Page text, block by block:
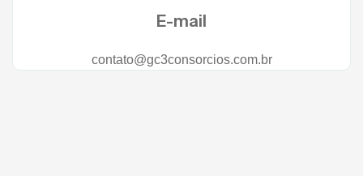
E-mail
contato@gc3consorcios.com.br